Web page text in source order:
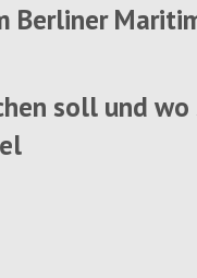
Berliner
soll und wo